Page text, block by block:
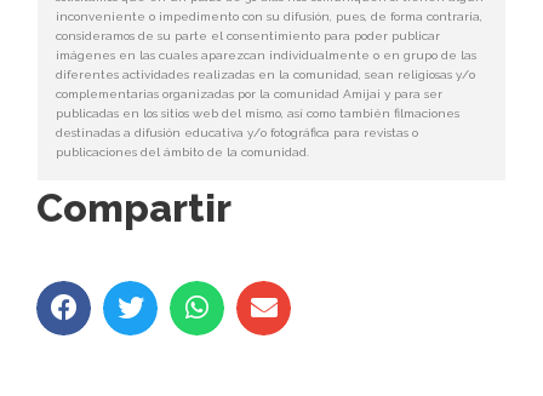
inconveniente o impedimento con su difusión, pues, de forma contraria,
consideramos de su parte el consentimiento para poder publicar
imágenes en las cuales aparezcan individualmente o en grupo de las
diferentes actividades realizadas en la comunidad, sean religiosas y/o
complementarias organizadas por la comunidad Amijai y para ser
publicadas en los sitios web del mismo, así como también filmaciones
destinadas a difusión educativa y/o fotográfica para revistas o
publicaciones del ámbito de la comunidad.
Compartir